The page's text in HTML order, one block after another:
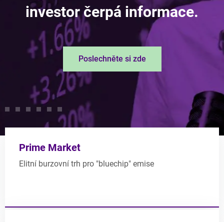
investor čerpá informace.
Poslechněte si zde
Prime Market
Elitní burzovní trh pro "bluechip" emise